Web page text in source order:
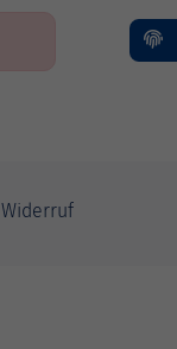
Widerruf